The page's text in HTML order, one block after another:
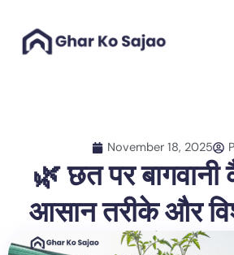
content
November 18, 2025
🌿 छत पर
आसान तरीके और